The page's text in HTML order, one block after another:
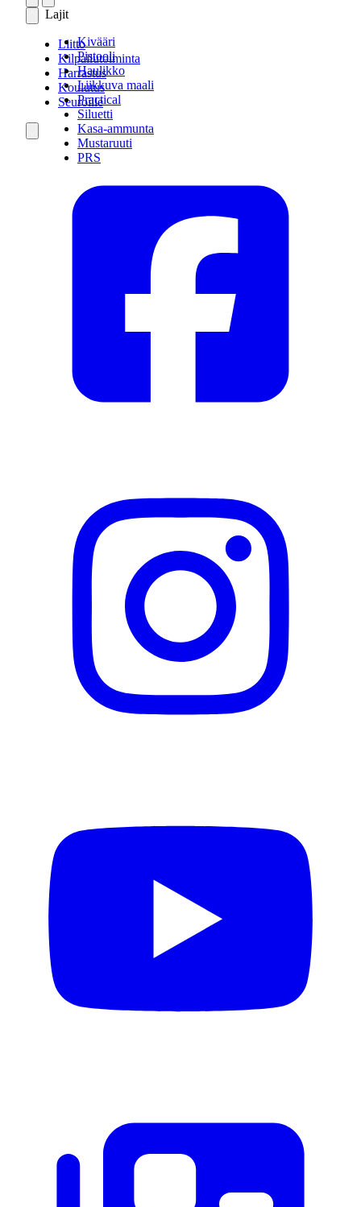
Lajit
Kivääri
Pistooli
Haulikko
Liikkuva maali
Practical
Siluetti
Kasa-ammunta
Mustaruuti
PRS
Liitto
Kilpailutoiminta
Harrastus
Koulutus
Seuroille